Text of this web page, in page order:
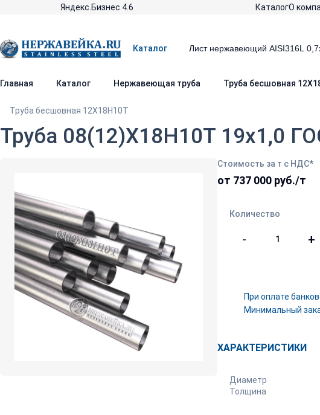
Яндекс.Бизнес 4.6 КаталогО
Каталог
Главная Каталог Нержавеющая труба Труба бесшовная
Труба бесшовная 12Х18Н10Т
Труба 08(12)Х18Н10Т 19х1,0
Стоимость за т с НДС*
от 737 000 руб./т
Количество
- +
При оплате
Минимальный
ХАРАКТЕРИСТИКИ
Диаметр
Толщина